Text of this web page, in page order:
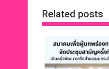
k
Related posts